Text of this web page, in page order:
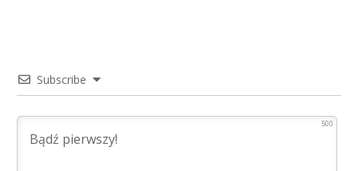
Subscribe
500